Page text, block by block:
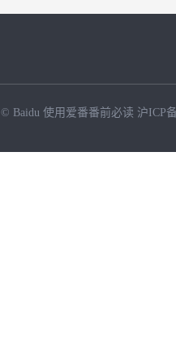
© Baidu 使用爱番番前必读 沪ICP